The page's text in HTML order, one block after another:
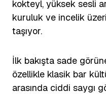
kokteyl, yüksek sesli
kuruluk ve incelik
taşıyor.
İlk bakışta sade
özellikle klasik bar
arasında ciddi saygı